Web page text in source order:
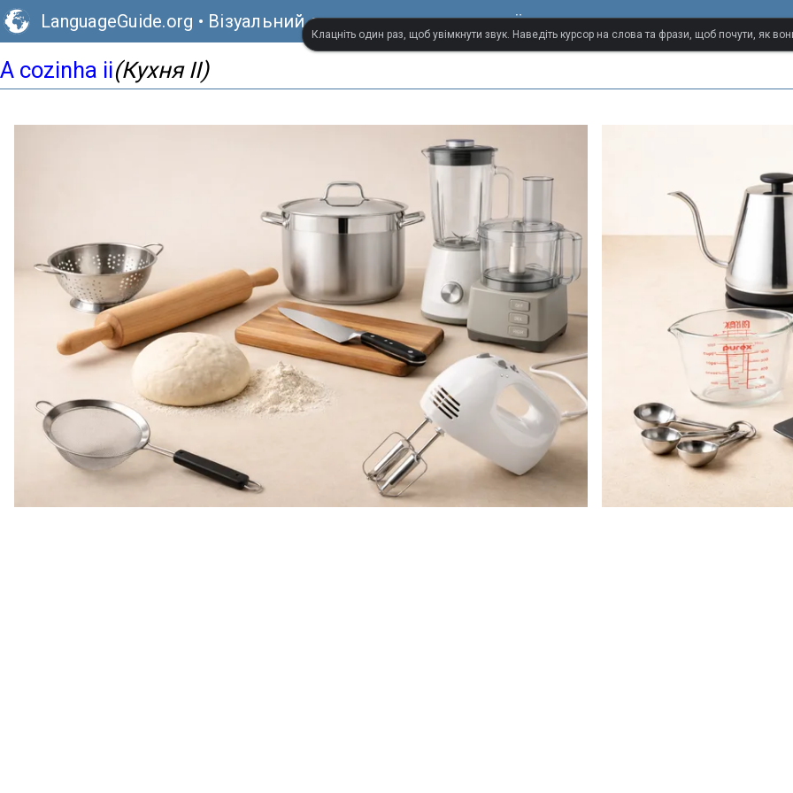
LanguageGuide.org • Візуальний словник португальської мови
A cozinha ii(Кухня II)
Клацніть один раз, щоб увімкнути звук. Наведіть курсор на слова та фрази, щоб почути, як